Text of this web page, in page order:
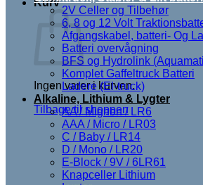
Kurv
Ingen varer i kurven.
Tilbage til shoppen
2V Celler og Tilbehør
6, 8 og 12 Volt
Afgangskabel, batteri- Og
Batteri overvågning
BFS og Hydrolink
Komplet Gaffeltruck Batteri
Ladere (El-truck)
Alkaline, Lithium & Lygter
AA / Mignon / LR6
AAA / Micro / LR03
C / Baby / LR14
D / Mono / LR20
E-Block / 9V / 6LR61
Knapceller Lithium